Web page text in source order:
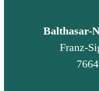
Balthasar-
Franz-